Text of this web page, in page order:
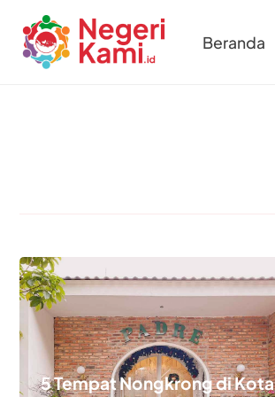
Beranda
5 Tempat Nongkrong di Kota